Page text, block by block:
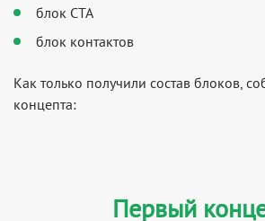
блок CTA
блок контактов
Как только получили состав блоков,
концепта:
Первый